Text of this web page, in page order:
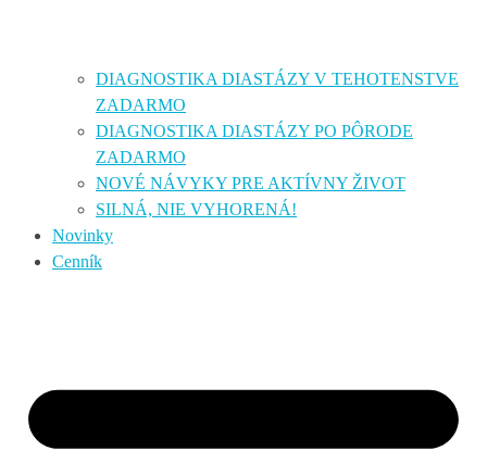
DIAGNOSTIKA DIASTÁZY V TEHOTENSTVE
ZADARMO
DIAGNOSTIKA DIASTÁZY PO PÔRODE
ZADARMO
NOVÉ NÁVYKY PRE AKTÍVNY ŽIVOT
SILNÁ, NIE VYHORENÁ!
Novinky
Cenník